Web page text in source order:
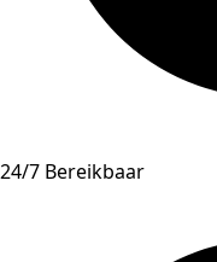
24/7 Bereikbaar